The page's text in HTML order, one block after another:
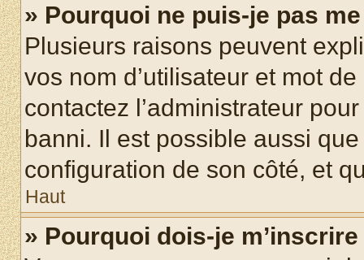
» Pourquoi ne puis-je pas
Plusieurs raisons peuvent
vos nom d’utilisateur et mot
contactez l’administrateur
banni. Il est possible aussi
configuration de son côté, et
Haut
» Pourquoi dois-je